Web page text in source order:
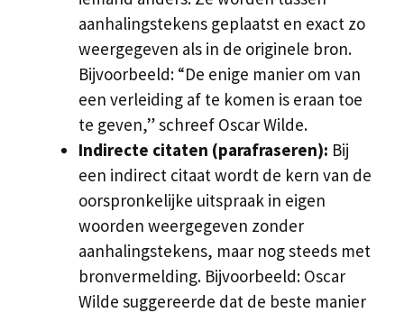
aanhalingstekens geplaatst en exact zo
weergegeven als in de originele bron.
Bijvoorbeeld: “De enige manier om van
een verleiding af te komen is eraan toe
te geven,” schreef Oscar Wilde.
Indirecte citaten (parafraseren): Bij
een indirect citaat wordt de kern van de
oorspronkelijke uitspraak in eigen
woorden weergegeven zonder
aanhalingstekens, maar nog steeds met
bronvermelding. Bijvoorbeeld: Oscar
Wilde suggereerde dat de beste manier